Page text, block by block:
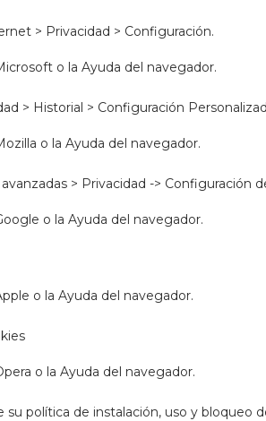
> Privacidad > Configuración.
o la Ayuda del navegador.
> Historial > Configuración
o la Ayuda del navegador.
> Privacidad -> Configuración
o la Ayuda del navegador.
o la Ayuda del navegador.
o la Ayuda del navegador.
política de instalación, uso y bloqueo